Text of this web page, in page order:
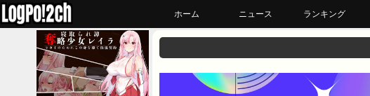
ホーム ニュース ランキング